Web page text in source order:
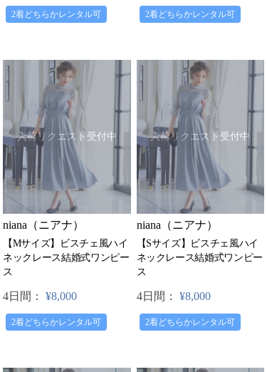
2着どちらかレンタル可 2着どちらかレンタル可
入荷リクエスト受付中
niana（ニアナ）
【Mサイズ】ビスチェ風ハイ
ネックレース結婚式ワンピー
ス
4日間： ¥8,000
2着どちらかレンタル可
入荷リクエスト受付中
niana（ニアナ）
【Sサイズ】ビスチェ風ハイ
ネックレース結婚式ワンピー
ス
4日間： ¥8,000
2着どちらかレンタル可